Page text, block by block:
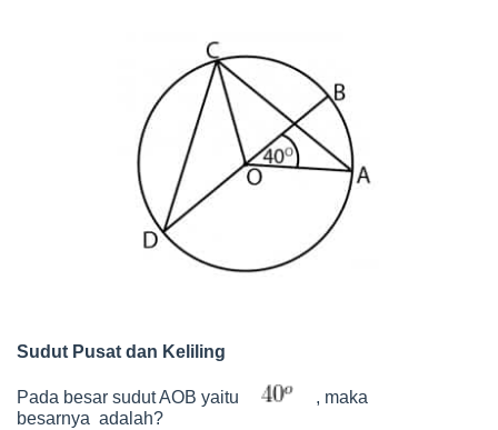
Sudut Pusat dan Keliling
Pada besar sudut AOB yaitu
, maka
besarnya adalah?